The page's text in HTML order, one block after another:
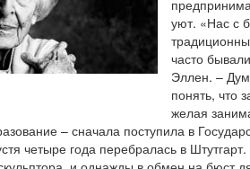
уют. «Нас с
часто
Эллен. –
понять, что
желая
– сначала поступила в
четыре года перебралась в Штутгарт.